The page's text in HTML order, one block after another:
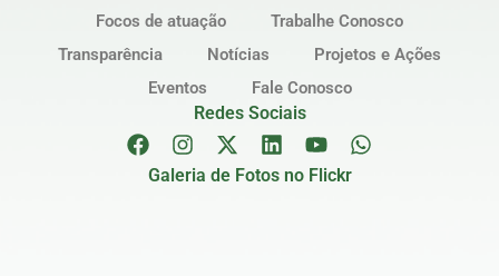
Focos de atuação
Trabalhe Conosco
Transparência
Notícias
Projetos e Ações
Eventos
Fale Conosco
Redes Sociais
Galeria de Fotos no Flickr